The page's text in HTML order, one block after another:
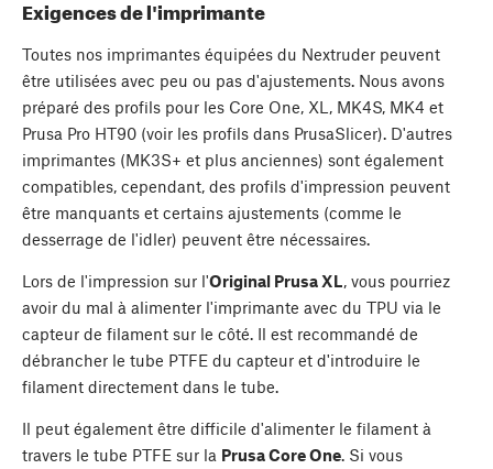
Exigences de l'imprimante
Toutes nos imprimantes équipées du Nextruder peuvent
être utilisées avec peu ou pas d'ajustements. Nous avons
préparé des profils pour les Core One, XL, MK4S, MK4 et
Prusa Pro HT90 (voir les profils dans PrusaSlicer). D'autres
imprimantes (MK3S+ et plus anciennes) sont également
compatibles, cependant, des profils d'impression peuvent
être manquants et certains ajustements (comme le
desserrage de l'idler) peuvent être nécessaires.
Lors de l'impression sur l'Original Prusa XL, vous pourriez
avoir du mal à alimenter l'imprimante avec du TPU via le
capteur de filament sur le côté. Il est recommandé de
débrancher le tube PTFE du capteur et d'introduire le
filament directement dans le tube.
Il peut également être difficile d'alimenter le filament à
travers le tube PTFE sur la Prusa Core One. Si vous